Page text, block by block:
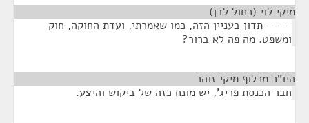
מיקי לוי (כחול לבן)
- - - תדון בעניין הזה, כמו שאמרתי, ועדת החוקה, חוק
ומשפט. מה פה לא ברור?
היו"ר מכלוף מיקי זוהר
חבר הכנסת פריג', יש מונח כזה של ביקוש והיצע.